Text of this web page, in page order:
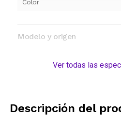
Color
Modelo y origen
Ver todas las
Descripción del